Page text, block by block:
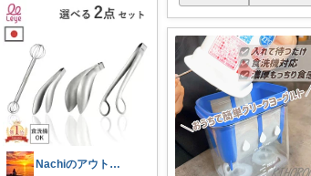
Nachiのアウトドアライフ⛺️🎣